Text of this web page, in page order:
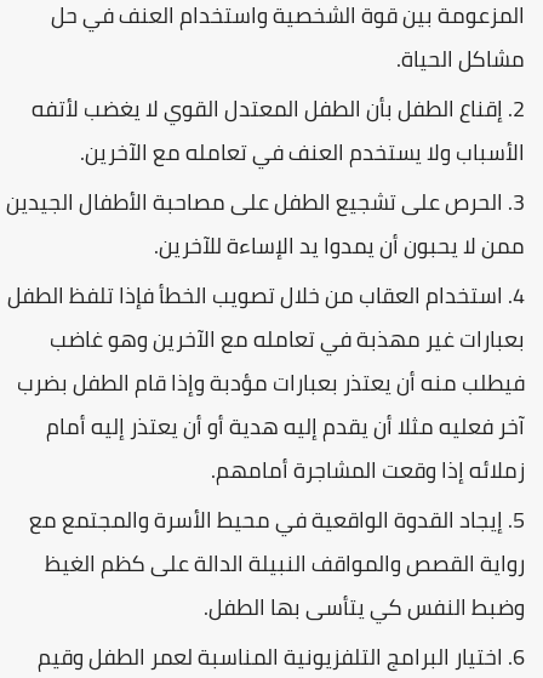
المزعومة بين قوة الشخصية واستخدام العنف في حل
مشاكل الحياة.
إقناع الطفل بأن الطفل المعتدل القوي لا يغضب لأتفه
الأسباب ولا يستخدم العنف في تعامله مع الآخرين.
الحرص على تشجيع الطفل على مصاحبة الأطفال الجيدين
ممن لا يحبون أن يمدوا يد الإساءة للآخرين.
استخدام العقاب من خلال تصويب الخطأ فإذا تلفظ الطفل
بعبارات غير مهذبة في تعامله مع الآخرين وهو غاضب
فيطلب منه أن يعتذر بعبارات مؤدبة وإذا قام الطفل بضرب
آخر فعليه مثلا أن يقدم إليه هدية أو أن يعتذر إليه أمام
زملائه إذا وقعت المشاجرة أمامهم.
إيجاد القدوة الواقعية في محيط الأسرة والمجتمع مع
رواية القصص والمواقف النبيلة الدالة على كظم الغيظ
وضبط النفس كي يتأسى بها الطفل.
اختيار البرامج التلفزيونية المناسبة لعمر الطفل وقيم